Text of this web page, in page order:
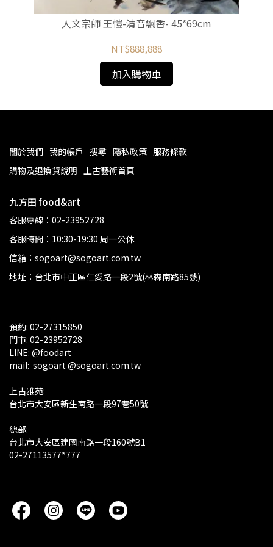
人文宗師 王愷-清音飄香- 45*69cm
NT$888,888
加入購物車
關於我們 我的帳戶 搜尋 隱私政策 服務條款
購物及退換貨說明 上古藝術首頁
九方田 food&art
客服專線：02-23952728
客服時間：10:30-19:30 周一公休
信箱：sogoart@sogoart.com.tw
地址：台北市中正區仁愛路一段2號(林森南路85號)
預約: 02-27315850
門市: 02-23952728
LINE: @foodart
mail:  sogoart @sogoart.com.tw
上古雅苑:
台北市大安區新生南路一段97巷50號
總部:
台北市大安區建國南路一段160號B1
02-27113577*777